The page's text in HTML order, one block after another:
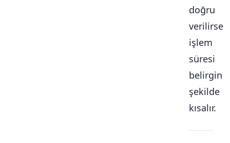
doğru
verilirse
işlem
süresi
belirgin
şekilde
kısalır.